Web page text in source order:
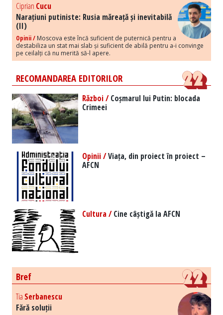
Ciprian Cucu
Narațiuni putiniste: Rusia măreață și inevitabilă
(II)
Opinii / Moscova este încă suficient de puternică pentru a
destabiliza un stat mai slab și suficient de abilă pentru a-i convinge
pe ceilalți că nu merită să-l apere.
RECOMANDAREA EDITORILOR
Război /Coșmarul lui Putin: blocada
Crimeei
Opinii /Viața, din proiect în proiect –
AFCN
Cultura /Cine câștigă la AFCN
Bref
Tia Serbanescu
Fără soluții